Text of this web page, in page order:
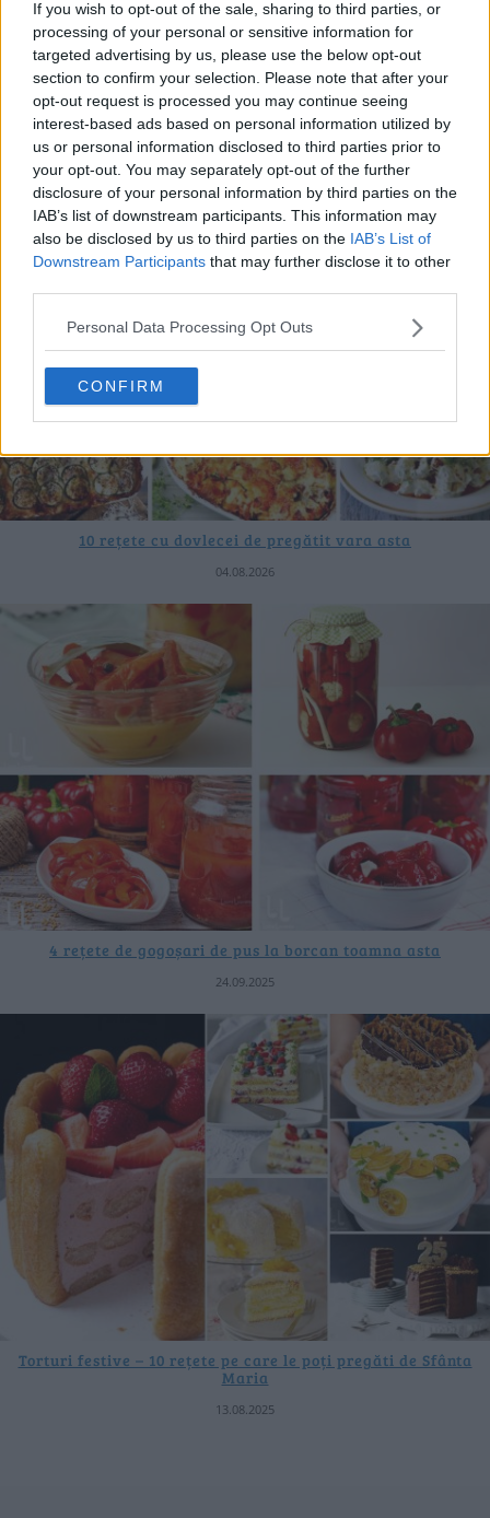
If you wish to opt-out of the sale, sharing to third parties, or
processing of your personal or sensitive information for
targeted advertising by us, please use the below opt-out
section to confirm your selection. Please note that after your
opt-out request is processed you may continue seeing
interest-based ads based on personal information utilized by
us or personal information disclosed to third parties prior to
your opt-out. You may separately opt-out of the further
disclosure of your personal information by third parties on the
IAB’s list of downstream participants. This information may
also be disclosed by us to third parties on the IAB’s List of
Downstream Participants that may further disclose it to other
Personal Data Processing Opt Outs
CONFIRM
20 de rețete de salate de vară fără prelucrare termică
06.08.2026
10 rețete cu dovlecei de pregătit vara asta
04.08.2026
4 rețete de gogoșari de pus la borcan toamna asta
24.09.2025
Torturi festive – 10 rețete pe care le poți pregăti de Sfânta
Maria
13.08.2025